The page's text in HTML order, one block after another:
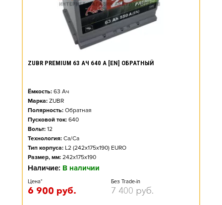
ZUBR PREMIUM 63 АЧ 640 А [EN] ОБРАТНЫЙ
Ёмкость: 63 Ач
Марка: ZUBR
Полярность: Обратная
Пусковой ток: 640
Вольт: 12
Технология: Ca/Ca
Тип корпуса: L2 (242x175x190) EURO
Размер, мм: 242x175x190
Наличие: В наличии
Цена*
6 900 руб.
Без Trade-in
7 400 руб.